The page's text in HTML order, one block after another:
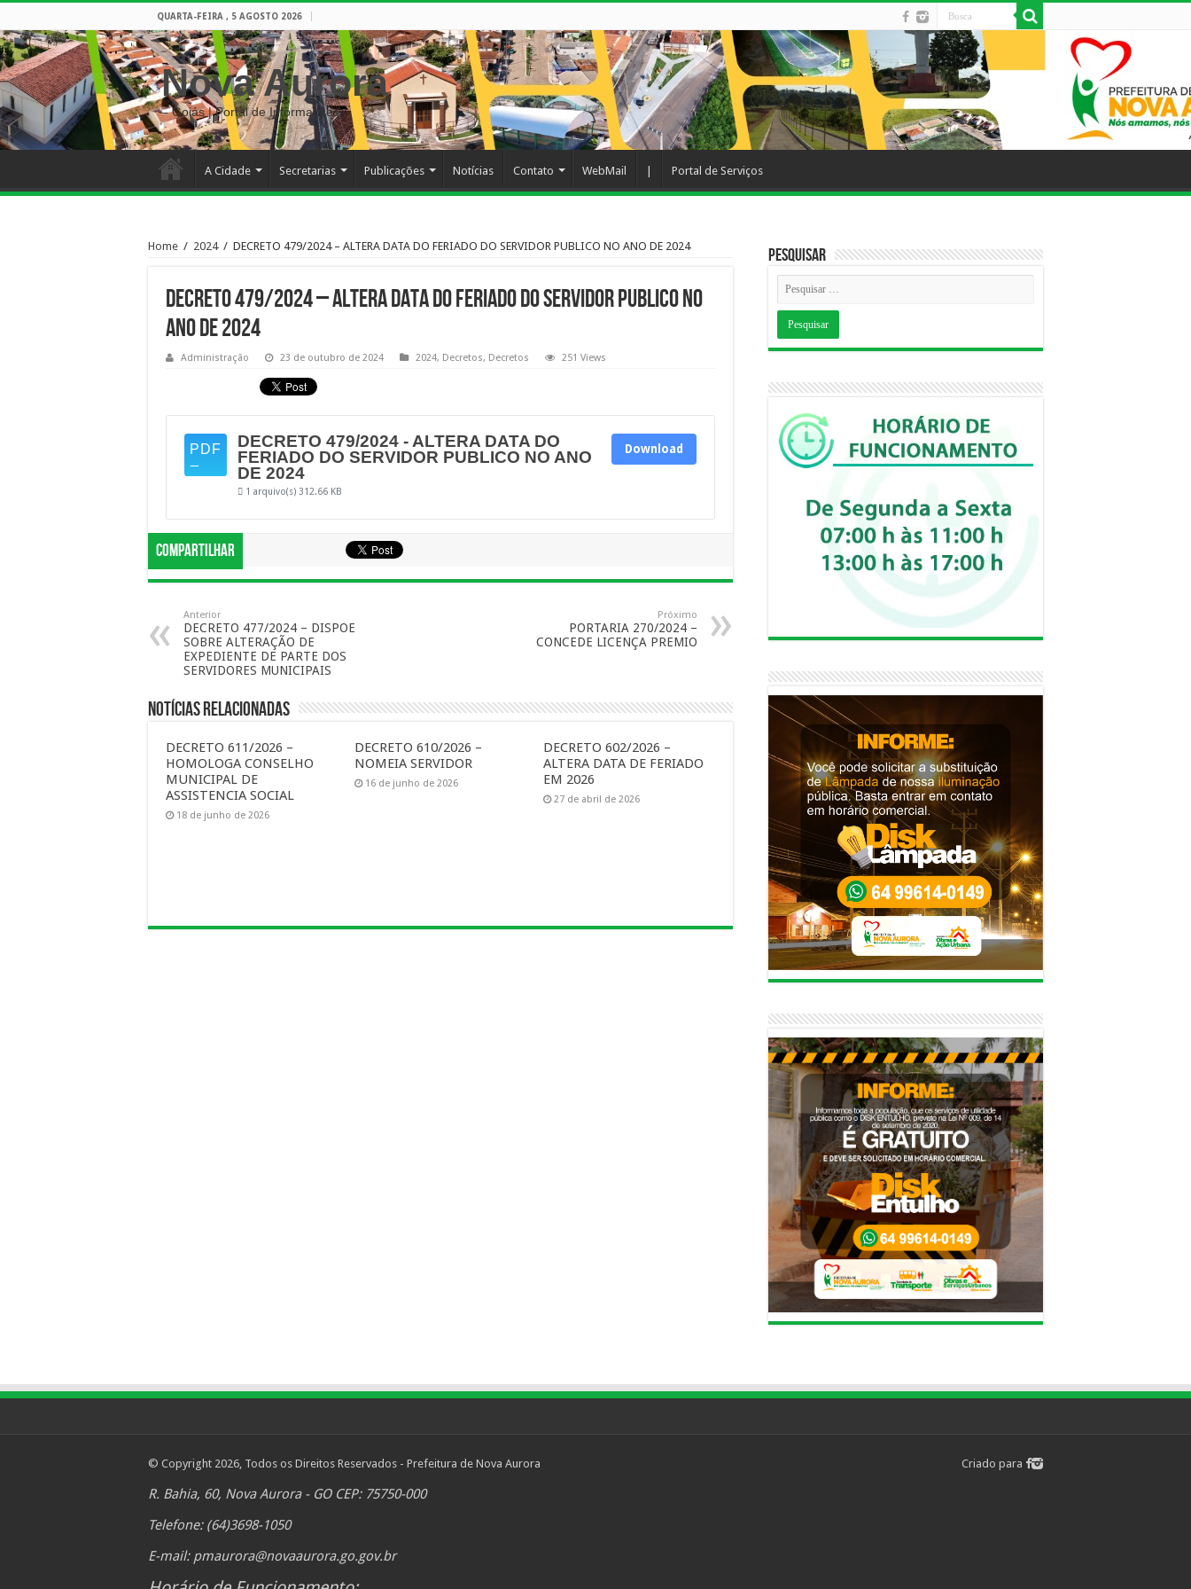
QUARTA-FEIRA , 5 AGOSTO 2026
Nova Aurora
– Goiás | Portal de Informações
A Cidade Secretarias Publicações Notícias Contato WebMail Portal de Serviços
Home / 2024 / DECRETO 479/2024 – ALTERA DATA DO FERIADO DO SERVIDOR PUBLICO NO ANO DE 2024
DECRETO 479/2024 – ALTERA DATA DO FERIADO DO SERVIDOR PUBLICO NO
ANO DE 2024
Administração 23 de outubro de 2024 2024, Decretos, Decretos 251 Views
DECRETO 479/2024 - ALTERA DATA DO
FERIADO DO SERVIDOR PUBLICO NO ANO
DE 2024
1 arquivo(s) 312.66 KB
Download
Compartilhar
Anterior
DECRETO 477/2024 – DISPOE
SOBRE ALTERAÇÃO DE
EXPEDIENTE DE PARTE DOS
SERVIDORES MUNICIPAIS
Próximo
PORTARIA 270/2024 –
CONCEDE LICENÇA PREMIO
Notícias Relacionadas
DECRETO 611/2026 –
HOMOLOGA CONSELHO
MUNICIPAL DE
ASSISTENCIA SOCIAL
18 de junho de 2026
DECRETO 610/2026 –
NOMEIA SERVIDOR
16 de junho de 2026
DECRETO 602/2026 –
ALTERA DATA DE FERIADO
EM 2026
27 de abril de 2026
Pesquisar
Criado para
© Copyright 2026, Todos os Direitos Reservados - Prefeitura de Nova Aurora
R. Bahia, 60, Nova Aurora - GO CEP: 75750-000
Telefone: (64)3698-1050
E-mail: pmaurora@novaaurora.go.gov.br